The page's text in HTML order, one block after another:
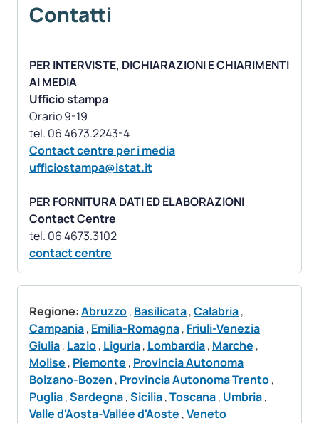
Contatti
PER INTERVISTE, DICHIARAZIONI E CHIARIMENTI
AI MEDIA
Ufficio stampa
Orario 9-19
Contact centre per i media
ufficiostampa@istat.it
PER FORNITURA DATI ED ELABORAZIONI
Contact Centre
contact centre
Regione:Abruzzo, Basilicata,Calabria,
Campania, Emilia-Romagna, Friuli-Venezia
Giulia, Lazio, Liguria, Lombardia, Marche ,
Molise , Piemonte , Provincia Autonoma
Bolzano-Bozen , Provincia Autonoma Trento,
Puglia,Sardegna,Sicilia,Toscana, Umbria,
Valle d'Aosta-Vallée d'Aoste ,Veneto